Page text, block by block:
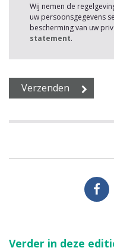
Wij nemen de
uw persoonsgegevens
bescherming van uw
statement.
Verder in deze